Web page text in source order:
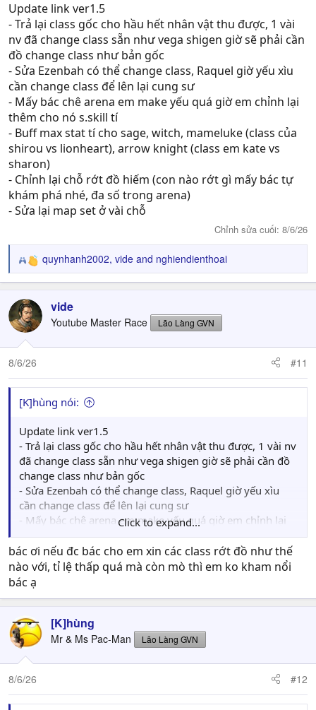
Update link ver1.5
- Trả lại class gốc cho hầu hết nhân vật thu được, 1 vài
nv đã change class sẵn như vega shigen giờ sẽ phải cần
đồ change class như bản gốc
- Sửa Ezenbah có thể change class, Raquel giờ yếu xìu
cần change class để lên lại cung sư
- Mấy bác chê arena em make yếu quá giờ em chỉnh lại
thêm cho nó s.skill tí
- Buff max stat tí cho sage, witch, mameluke (class của
shirou vs lionheart), arrow knight (class em kate vs
sharon)
- Chỉnh lại chỗ rớt đồ hiếm (con nào rớt gì mấy bác tự
khám phá nhé, đa số trong arena)
- Sửa lại map set ở vài chỗ
Chỉnh sửa cuối: 8/6/26
R
e
c
t
i
o
n
s
:
quynhanh2002, vide and nghiendienthoai
vide
Youtube Master Race Lão Làng GVN
8/6/26 #11
[K]hùng nói:
Update link ver1.5
- Trả lại class gốc cho hầu hết nhân vật thu được, 1 vài nv
đã change class sẵn như vega shigen giờ sẽ phải cần đồ
change class như bản gốc
- Sửa Ezenbah có thể change class, Raquel giờ yếu xìu
cần change class để lên lại cung sư
- Mấy bác chê arena em make yếu quá giờ em chỉnh lại
thêm cho nó s.skill tí
- Buff max stat tí cho sage, witch, mameluke (class của
shirou vs lionheart), arrow knight (class em kate vs
sharon)
- Sửa lại map set ở vài chỗ
Click to expand...
bác ơi nếu đc bác cho em xin các class rớt đồ như thế
nào với, tỉ lệ thấp quá mà còn mò thì em ko kham nổi
bác ạ
[K]hùng
Mr & Ms Pac-Man Lão Làng GVN
8/6/26 #12